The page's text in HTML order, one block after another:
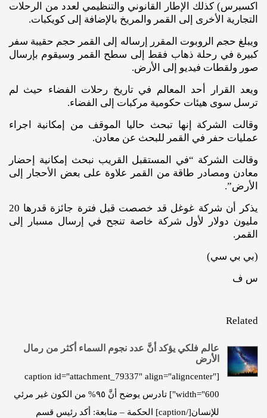
اكسبرس) كذلك الإطار القانوني والتنظيمي لعدد من الرحلات
التجارية الأخرى إلى القمر والمريخ بالإضافة إلى كويكبات.
ويبلغ حجم الروبوت المقرر إرساله إلى القمر حجم حقيبة سفر
كبيرة في رحلة ذهاب فقط إلى سطح القمر وسيقوم بإرسال
صور ولقطات فيديو إلى الأرض.
ويعد القرار أحد المعالم في تاريخ رحلات الفضاء حيث لم
ترسل سوى هيئات حكومية مركبات إلى الفضاء.
وقالت الشركة إنها تبحث حاليا الموقف من إمكانية اجراء
عمليات حفر في القمر للبحث عن معادن.
وقالت الشركة “في المستقبل القريب نبحث إمكانية إحضار
معادن ومصادر طاقة من القمر علاوة على بعض الأحجار إلى
الأرض”.
يذكر أن شركة غوغل قد خصصت قبل فترة جائزة قدرها 20
مليون دولار لأول شركة خاصة تنجح في إرسال مسبار إلى
القمر.
(بي بي سي)
س ف
Related
عالم فلكي يؤكد أنَّ عدد نجوم السماء أكثر من رمال
الأرض
[caption id="attachment_79337" align="aligncenter"
width="600"] تادرس يوضح أنَّ ٩٥% من الكون غير مرئي
للإنسان[/caption] الحكمة – متابعة: أكد رئيس قسم